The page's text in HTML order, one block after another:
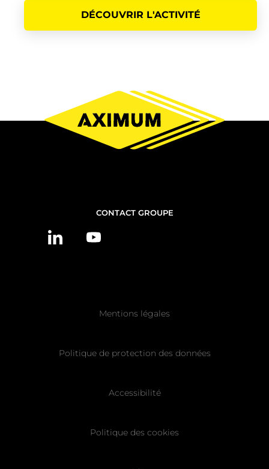
DÉCOUVRIR L'ACTIVITÉ
CONTACT GROUPE
Mentions légales
Politique de protection des données
Accessibilité
Politique des cookies